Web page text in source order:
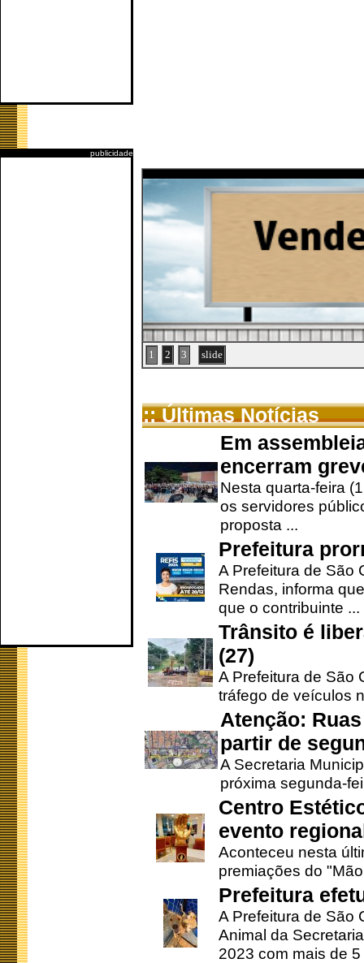
publicidade
1 2 3 slide
:: Últimas Notícias
Em
encerram
Nesta quarta-feira
os servidores
proposta ...
Prefeitura
A Prefeitura de São
Rendas, informa
que o contribuinte ...
Trânsito é
(27)
A Prefeitura de São
tráfego de veículos
Atenção:
partir de
A Secretaria
próxima segunda-
Centro
evento
Aconteceu nesta
premiações do
Prefeitura
A Prefeitura de São
Animal da
2023 com mais de 5